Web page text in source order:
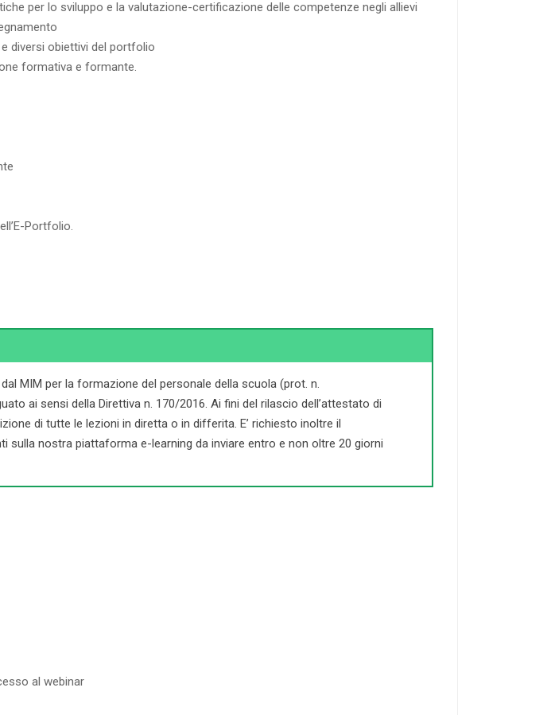
per lo sviluppo e la valutazione-certificazione delle competenze negli allievi
diversi obiettivi del portfolio
formativa e formante.
Portfolio.
MIM per la formazione del personale della scuola (prot. n.
ai sensi della Direttiva n. 170/2016. Ai fini del rilascio dell’attestato di
di tutte le lezioni in diretta o in differita. E’ richiesto inoltre il
nostra piattaforma e-learning da inviare entro e non oltre 20 giorni
al webinar